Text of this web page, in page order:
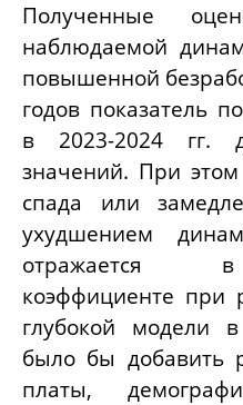
Полученные
наблюдаемой
повышенной
годов показатель
в 2023-2024 гг.
значений. При этом
спада или
ухудшением
отражается в
коэффициенте при
глубокой модели
было бы добавить
платы,